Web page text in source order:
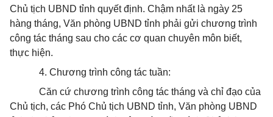
Chủ tịch UBND tỉnh quyết định. Chậm nhất là ngày 25
hàng tháng, Văn phòng UBND tỉnh phải gửi chương trình
công tác tháng sau cho các cơ quan chuyên môn biết,
thực hiện.
4. Chương trình công tác tuần:
Căn cứ chương trình công tác tháng và chỉ đạo của
Chủ tịch, các Phó Chủ tịch UBND tỉnh, Văn phòng UBND